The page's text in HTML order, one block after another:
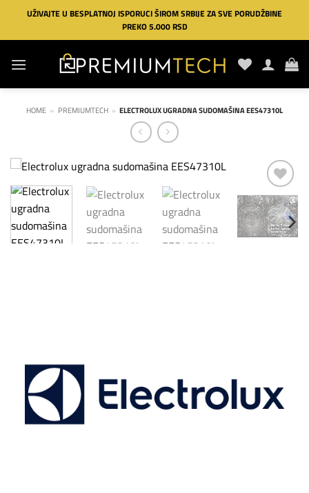
Preskoči
sadržaj
UŽIVAJTE U BESPLATNOJ ISPORUCI ŠIROM SRBIJE ZA SVE PORUDŽBINE
PREKO 5.000 RSD
HOME » PREMIUMTECH » ELECTROLUX UGRADNA SUDOMAŠINA EES47310L
Dodaj
na
listu
želja